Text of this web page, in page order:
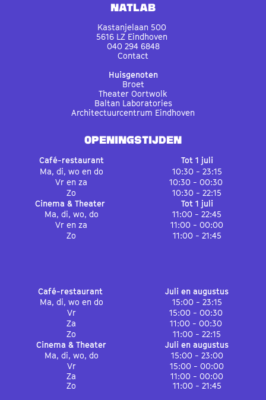
Natlab
Kastanjelaan 500
5616 LZ Eindhoven
040 294 6848
Contact
Huisgenoten
Broet
Theater Oortwolk
Baltan Laboratories
Architectuurcentrum Eindhoven
OPENINGSTIJDEN
Café-restaurant
Tot 1 juli
Ma, di, wo en do
10:30 - 23:15
Vr en za
10:30 - 00:30
Zo
10:30 - 22:15
Cinema & Theater
Tot 1 juli
Ma, di, wo, do
11:00 - 22:45
Vr en za
11:00 - 00:00
Zo
11:00 - 21:45
Café-restaurant
Juli en augustus
Ma, di, wo en do
15:00 - 23:15
Vr
15:00 - 00:30
Za
11:00 - 00:30
Zo
11:00 - 22:15
Cinema & Theater
Juli en augustus
Ma, di, wo, do
15:00 - 23:00
Vr
15:00 - 00:00
Za
11:00 - 00:00
Zo
11:00 - 21:45